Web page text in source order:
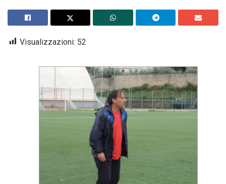
Visualizzazioni: 52